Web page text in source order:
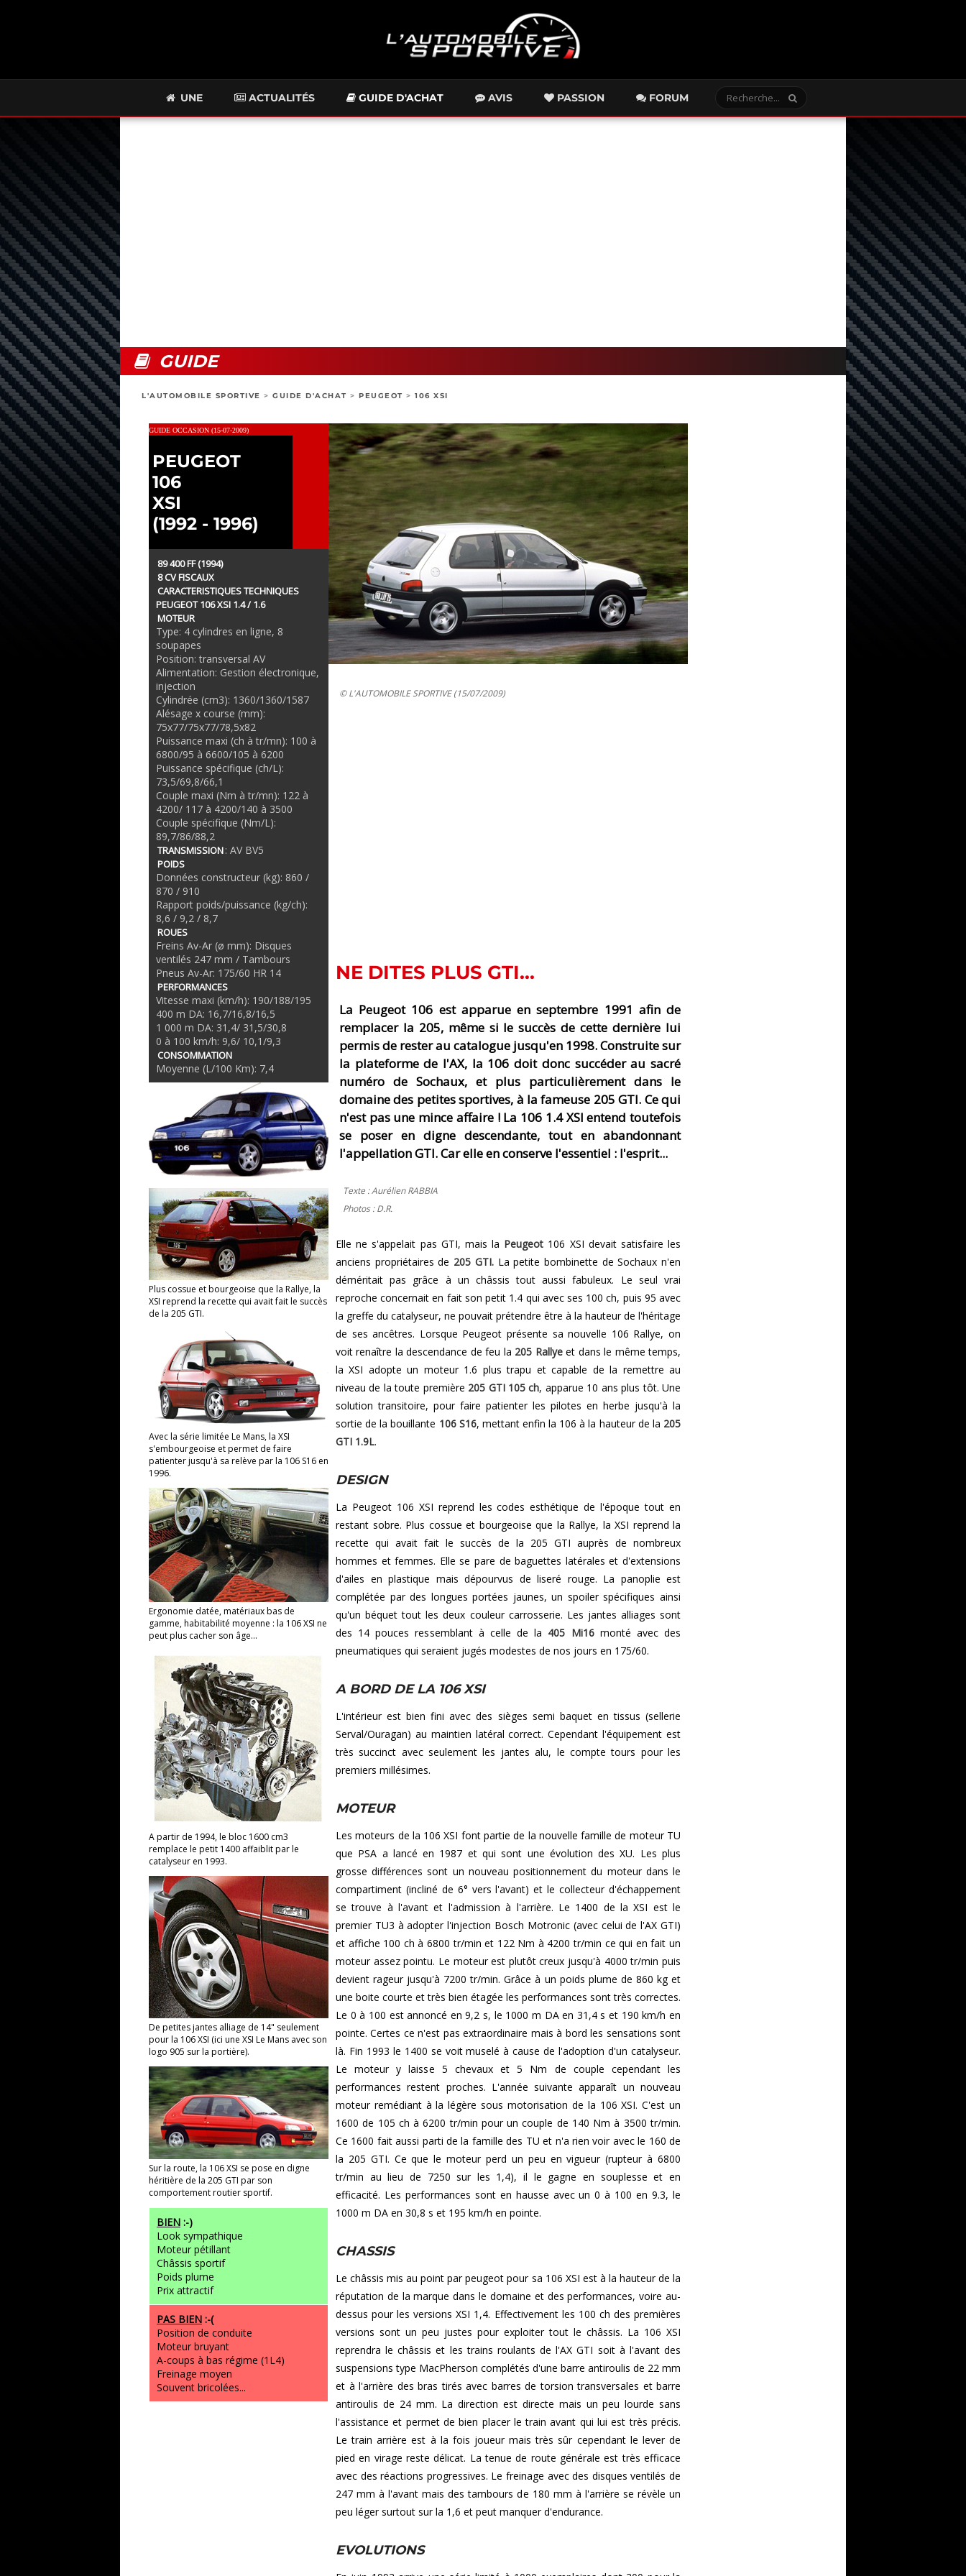
UNE ACTUALITÉS GUIDE D'ACHAT AVIS PASSION FORUM
GUIDE
L'AUTOMOBILE SPORTIVE > GUIDE D'ACHAT > PEUGEOT > 106 XSI
GUIDE OCCASION (15-07-2009)
PEUGEOT
106
XSI
(1992 - 1996)
89 400 FF (1994)
8 CV FISCAUX
CARACTERISTIQUES TECHNIQUES
PEUGEOT 106 XSI 1.4 / 1.6
MOTEUR
Type: 4 cylindres en ligne, 8
soupapes
Position: transversal AV
Alimentation: Gestion électronique,
injection
Cylindrée (cm3): 1360/1360/1587
Alésage x course (mm):
75x77/75x77/78,5x82
Puissance maxi (ch à tr/mn): 100 à
6800/95 à 6600/105 à 6200
Puissance spécifique (ch/L):
73,5/69,8/66,1
Couple maxi (Nm à tr/mn): 122 à
4200/ 117 à 4200/140 à 3500
Couple spécifique (Nm/L):
89,7/86/88,2
TRANSMISSION: AV BV5
POIDS
Données constructeur (kg): 860 /
870 / 910
Rapport poids/puissance (kg/ch):
8,6 / 9,2 / 8,7
ROUES
Freins Av-Ar (ø mm): Disques
ventilés 247 mm / Tambours
Pneus Av-Ar: 175/60 HR 14
PERFORMANCES
Vitesse maxi (km/h): 190/188/195
400 m DA: 16,7/16,8/16,5
1 000 m DA: 31,4/ 31,5/30,8
0 à 100 km/h: 9,6/ 10,1/9,3
CONSOMMATION
Moyenne (L/100 Km): 7,4
Plus cossue et bourgeoise que la Rallye, la
XSI reprend la recette qui avait fait le succès
de la 205 GTI.
Avec la série limitée Le Mans, la XSI
s'embourgeoise et permet de faire
patienter jusqu'à sa relève par la 106 S16 en
1996.
Ergonomie datée, matériaux bas de
gamme, habitabilité moyenne : la 106 XSI ne
peut plus cacher son âge...
A partir de 1994, le bloc 1600 cm3
remplace le petit 1400 affaiblit par le
catalyseur en 1993.
De petites jantes alliage de 14" seulement
pour la 106 XSI (ici une XSI Le Mans avec son
logo 905 sur la portière).
Sur la route, la 106 XSI se pose en digne
héritière de la 205 GTI par son
comportement routier sportif.
BIEN :-)
Look sympathique
Moteur pétillant
Châssis sportif
Poids plume
Prix attractif
PAS BIEN :-(
Position de conduite
Moteur bruyant
A-coups à bas régime (1L4)
Freinage moyen
Souvent bricolées...
© L'AUTOMOBILE SPORTIVE (15/07/2009)
NE DITES PLUS GTI...
La Peugeot 106 est apparue en septembre 1991 afin de
remplacer la 205, même si le succès de cette dernière lui
permis de rester au catalogue jusqu'en 1998. Construite sur
la plateforme de l'AX, la 106 doit donc succéder au sacré
numéro de Sochaux, et plus particulièrement dans le
domaine des petites sportives, à la fameuse 205 GTI. Ce qui
n'est pas une mince affaire ! La 106 1.4 XSI entend toutefois
se poser en digne descendante, tout en abandonnant
l'appellation GTI. Car elle en conserve l'essentiel : l'esprit...
Texte : Aurélien RABBIA
Photos : D.R.
Elle ne s'appelait pas GTI, mais la Peugeot 106 XSI devait satisfaire les
anciens propriétaires de 205 GTI. La petite bombinette de Sochaux n'en
déméritait pas grâce à un châssis tout aussi fabuleux. Le seul vrai
reproche concernait en fait son petit 1.4 qui avec ses 100 ch, puis 95 avec
la greffe du catalyseur, ne pouvait prétendre être à la hauteur de l'héritage
de ses ancêtres. Lorsque Peugeot présente sa nouvelle 106 Rallye, on
voit renaître la descendance de feu la 205 Rallyeet dans le même temps,
la XSI adopte un moteur 1.6 plus trapu et capable de la remettre au
niveau de la toute première 205 GTI 105 ch, apparue 10 ans plus tôt. Une
solution transitoire, pour faire patienter les pilotes en herbe jusqu'à la
sortie de la bouillante 106 S16, mettant enfin la 106 à la hauteur de la 205
GTI 1.9L.
DESIGN
La Peugeot 106 XSI reprend les codes esthétique de l'époque tout en
restant sobre. Plus cossue et bourgeoise que la Rallye, la XSI reprend la
recette qui avait fait le succès de la 205 GTI auprès de nombreux
hommes et femmes. Elle se pare de baguettes latérales et d'extensions
d'ailes en plastique mais dépourvus de liseré rouge. La panoplie est
complétée par des longues portées jaunes, un spoiler spécifiques ainsi
qu'un béquet tout les deux couleur carrosserie. Les jantes alliages sont
des 14 pouces ressemblant à celle de la 405 Mi16monté avec des
pneumatiques qui seraient jugés modestes de nos jours en 175/60.
A BORD DE LA 106 XSI
L'intérieur est bien fini avec des sièges semi baquet en tissus (sellerie
Serval/Ouragan) au maintien latéral correct. Cependant l'équipement est
très succinct avec seulement les jantes alu, le compte tours pour les
premiers millésimes.
MOTEUR
Les moteurs de la 106 XSI font partie de la nouvelle famille de moteur TU
que PSA a lancé en 1987 et qui sont une évolution des XU. Les plus
grosse différences sont un nouveau positionnement du moteur dans le
compartiment (incliné de 6° vers l'avant) et le collecteur d'échappement
se trouve à l'avant et l'admission à l'arrière. Le 1400 de la XSI est le
premier TU3 à adopter l'injection Bosch Motronic (avec celui de l'AX GTI)
et affiche 100 ch à 6800 tr/min et 122 Nm à 4200 tr/min ce qui en fait un
moteur assez pointu. Le moteur est plutôt creux jusqu'à 4000 tr/min puis
devient rageur jusqu'à 7200 tr/min. Grâce à un poids plume de 860 kg et
une boite courte et très bien étagée les performances sont très correctes.
Le 0 à 100 est annoncé en 9,2 s, le 1000 m DA en 31,4 s et 190 km/h en
pointe. Certes ce n'est pas extraordinaire mais à bord les sensations sont
là. Fin 1993 le 1400 se voit muselé à cause de l'adoption d'un catalyseur.
Le moteur y laisse 5 chevaux et 5 Nm de couple cependant les
performances restent proches. L'année suivante apparaît un nouveau
moteur remédiant à la légère sous motorisation de la 106 XSI. C'est un
1600 de 105 ch à 6200 tr/min pour un couple de 140 Nm à 3500 tr/min.
Ce 1600 fait aussi parti de la famille des TU et n'a rien voir avec le 160 de
la 205 GTI. Ce que le moteur perd un peu en vigueur (rupteur à 6800
tr/min au lieu de 7250 sur les 1,4), il le gagne en souplesse et en
efficacité. Les performances sont en hausse avec un 0 à 100 en 9.3, le
1000 m DA en 30,8 s et 195 km/h en pointe.
CHASSIS
Le châssis mis au point par peugeot pour sa 106 XSI est à la hauteur de la
réputation de la marque dans le domaine et des performances, voire au-
dessus pour les versions XSI 1,4. Effectivement les 100 ch des premières
versions sont un peu justes pour exploiter tout le châssis. La 106 XSI
reprendra le châssis et les trains roulants de l'AX GTI soit à l'avant des
suspensions type MacPherson complétés d'une barre antiroulis de 22 mm
et à l'arrière des bras tirés avec barres de torsion transversales et barre
antiroulis de 24 mm. La direction est directe mais un peu lourde sans
l'assistance et permet de bien placer le train avant qui lui est très précis.
Le train arrière est à la fois joueur mais très sûr cependant le lever de
pied en virage reste délicat. La tenue de route générale est très efficace
avec des réactions progressives. Le freinage avec des disques ventilés de
247 mm à l'avant mais des tambours de 180 mm à l'arrière se révèle un
peu léger surtout sur la 1,6 et peut manquer d'endurance.
EVOLUTIONS